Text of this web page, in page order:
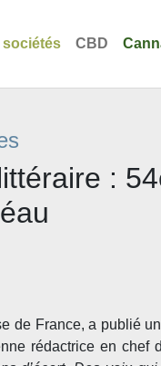
sociétés CBD
:
de France, a publié
rédactrice en chef